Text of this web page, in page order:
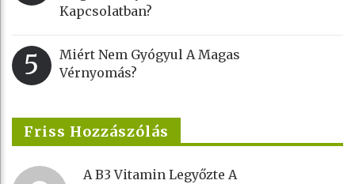
Kapcsolatban?
5
Miért Nem Gyógyul A Magas
Vérnyomás?
Friss Hozzászólás
A B3 Vitamin Legyőzte A